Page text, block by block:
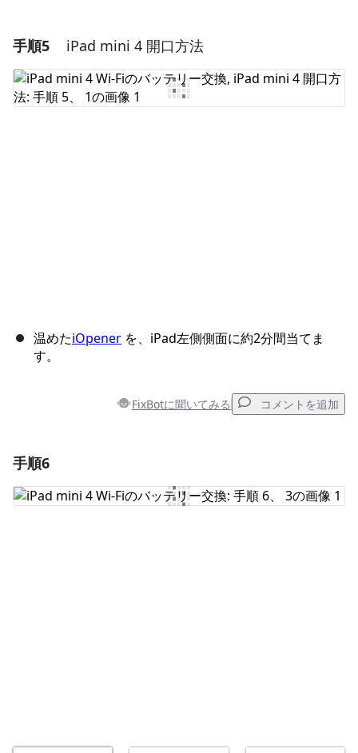
コメントを追加
コメントを追加
手順5 iPad mini 4 開口方法
温めたiOpener を、iPad左側側面に約2分間当てま
す。
FixBotに聞いてみる コメントを追加
コメントを追加
手順6